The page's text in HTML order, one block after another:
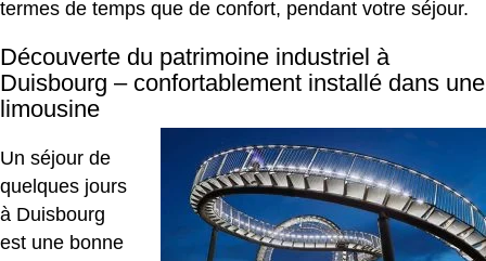
termes de temps que de confort, pendant votre séjour.
Découverte du patrimoine industriel à
Duisbourg – confortablement installé dans une
limousine
Un séjour de
quelques jours
à Duisbourg
est une bonne